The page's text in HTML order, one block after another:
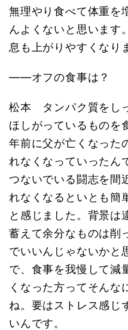
無理やり食べて体重を
んよくないと思います
息も上がりやすくなり
――オフの食事は？
松本 タンパク質をし
ほしがっているものを
年前に父が亡くなった
れなくなっていったん
つないでいる闘志を間
れなくなるといとも簡
と感じました。背景は
蓄えて余分なものは削
でいいんじゃないかと
で、食事を我慢して減
くなった方ってそんな
ね。要はストレス感じ
いんです。